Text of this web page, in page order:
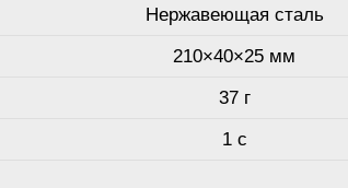
Нержавеющая сталь
210×40×25 мм
37 г
1 с